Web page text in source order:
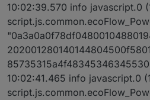
10:02:39.570 info javascript.0
10:02:41.465 info javascript.0